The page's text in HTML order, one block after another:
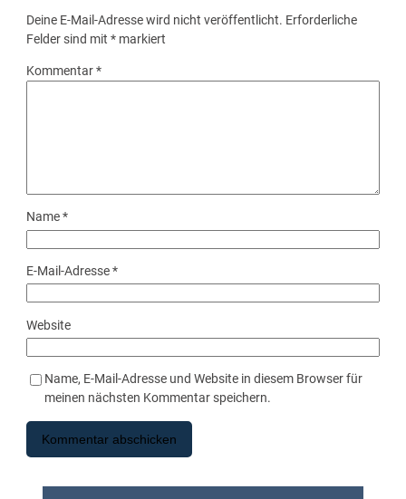
Deine E-Mail-Adresse wird nicht veröffentlicht. Erforderliche
Felder sind mit* markiert
Kommentar*
Name*
E-Mail-Adresse*
Website
Name, E-Mail-Adresse und Website in diesem Browser für
meinen nächsten Kommentar speichern.